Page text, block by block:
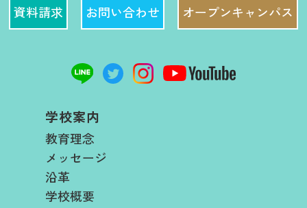
資料請求 お問い合わせ オープンキャンパス
学校案内
教育理念
メッセージ
沿革
学校概要